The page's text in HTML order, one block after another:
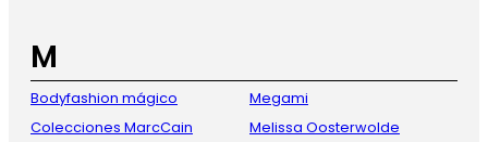
M
Bodyfashion mágico
Colecciones MarcCain
Megami
Melissa Oosterwolde